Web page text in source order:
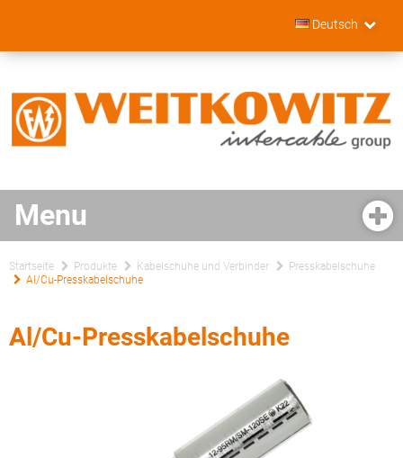
Deutsch
Startseite Produkte Kabelschuhe und Verbinder
Presskabelschuhe
Al/Cu-Presskabelschuhe
Al/Cu-Presskabelschuhe